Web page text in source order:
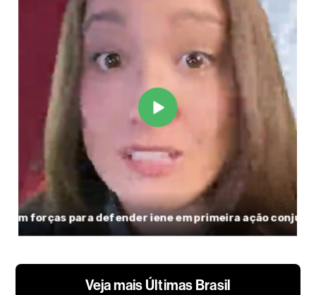
Veja mais Últimas Brasil